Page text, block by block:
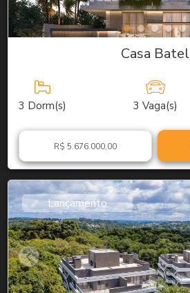
Casa Batel
3 Dorm(s) 3 Vaga(s)
R$ 5.676.000,00
Lançamento